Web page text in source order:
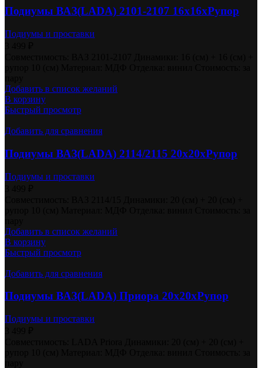
Подиумы ВАЗ(LADA) 2101-2107 16х16хРупор
Подиумы и проставки
Добавить в список желаний
В корзину
Быстрый просмотр
Добавить для сравнения
Подиумы ВАЗ(LADA) 2114/2115 20х20хРупор
Подиумы и проставки
Добавить в список желаний
В корзину
Быстрый просмотр
Добавить для сравнения
Подиумы ВАЗ(LADA) Приора 20х20хРупор
Подиумы и проставки